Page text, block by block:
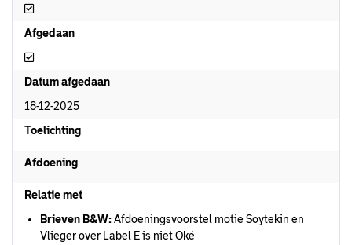
Commissieadvies
Afgedaan
Afgedaan
Datum afgedaan
18-12-2025
Toelichting
Afdoening
Relatie met
Brieven B&W:Afdoeningsvoorstel motie Soytekin en
Vlieger over Label E is niet Oké